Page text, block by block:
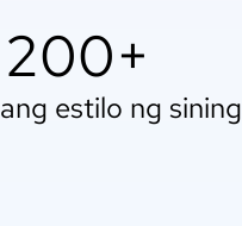
200+
estilo ng sining